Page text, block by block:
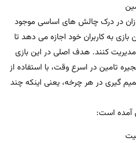
در درک چالش های اساسی موجود
به کاربران خود اجازه می دهد تا
مدیریت کنند. هدف اصلی در این بازی
تامین در اسرع وقت، با استفاده از
گیری در هر چرخه، یعنی اینکه چند
آمده است: